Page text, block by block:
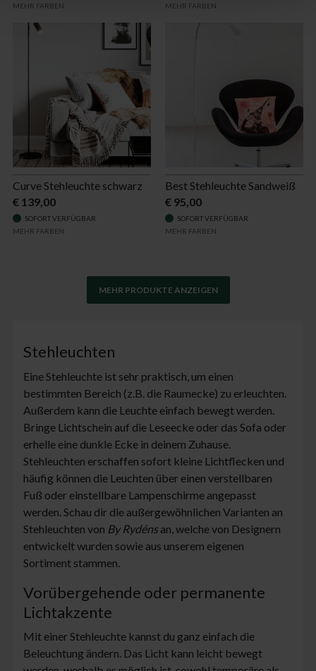
MEHR FARBEN
MEHR FARBEN
Curve Stehleuchte schwarz
€ 139,00
SOFORT VERFÜGBAR
MEHR FARBEN
Best Stehleuchte Sandweiß
€ 95,00
SOFORT VERFÜGBAR
MEHR FARBEN
MEHR PRODUKTE ANZEIGEN
Stehleuchten
Eine Stehleuchte ist sehr praktisch, um einen
bestimmten Bereich (z.B. die Raumecke) zu erleuchten.
Außerdem kann die Leuchte einfach bewegt werden.
Bringe Lichtschein auf die Leseecke oder das Sofa oder
erhelle eine dunkle Ecke in deinem Zuhause.
Stehleuchten erschaffen sofort kleine Lichtflecken und
häufig können die Leuchten über einen verstellbaren
Fuß oder einstellbare Lampenschirme angepasst
werden. Schau dir die außergewöhnlichen Varianten an
Stehleuchten von By Rydénsan, welche von Designern
entwickelt wurden sowie aus unserem eigenen
Sortiment stammen.
Vorübergehende oder permanente
Lichtakzente
Mit einer Stehleuchte kannst du ganz einfach die
Beleuchtung ändern. Das Licht kann leicht bewegt